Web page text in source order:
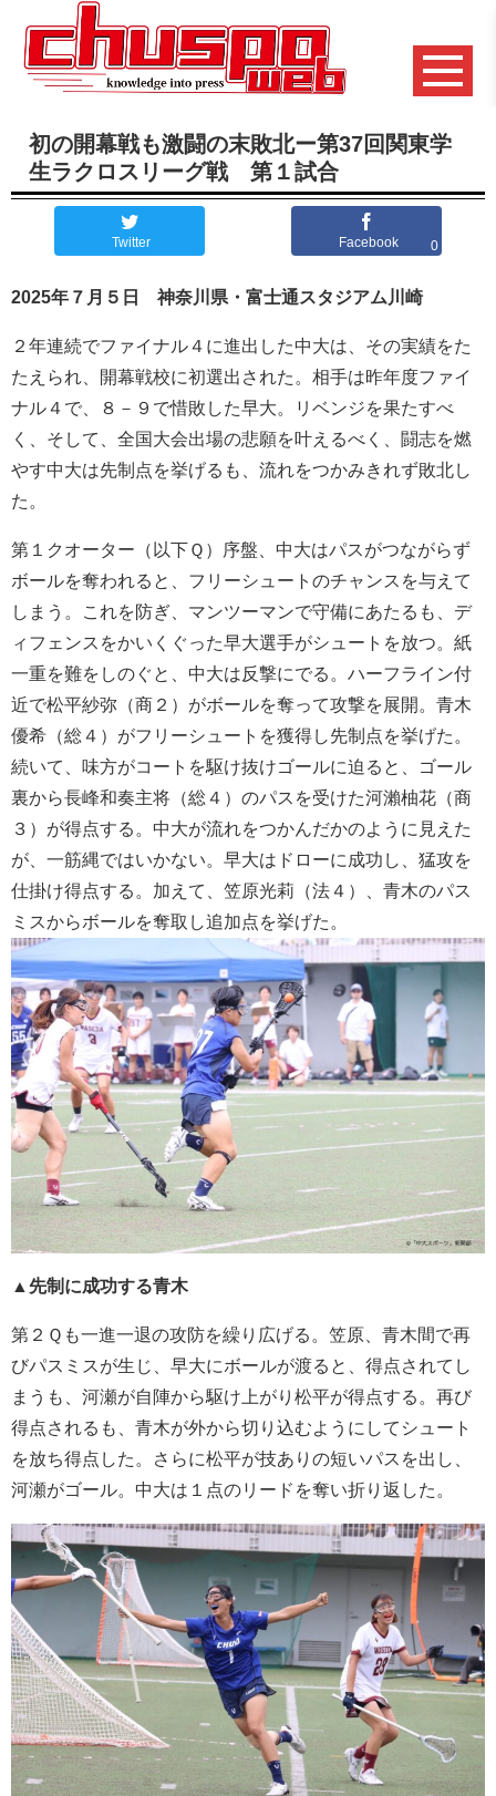
初の開幕戦も激闘の末敗北ー第37回関東学
生ラクロスリーグ戦 第１試合
Twitter Facebook 0
2025年７月５日 神奈川県・富士通スタジアム川崎
２年連続でファイナル４に進出した中大は、その実績をた
たえられ、開幕戦校に初選出された。相手は昨年度ファイ
ナル４で、８－９で惜敗した早大。リベンジを果たすべ
く、そして、全国大会出場の悲願を叶えるべく、闘志を燃
やす中大は先制点を挙げるも、流れをつかみきれず敗北し
た。
第１クオーター（以下Ｑ）序盤、中大はパスがつながらず
ボールを奪われると、フリーシュートのチャンスを与えて
しまう。これを防ぎ、マンツーマンで守備にあたるも、デ
ィフェンスをかいくぐった早大選手がシュートを放つ。紙
一重を難をしのぐと、中大は反撃にでる。ハーフライン付
近で松平紗弥（商２）がボールを奪って攻撃を展開。青木
優希（総４）がフリーシュートを獲得し先制点を挙げた。
続いて、味方がコートを駆け抜けゴールに迫ると、ゴール
裏から長峰和奏主将（総４）のパスを受けた河瀨柚花（商
３）が得点する。中大が流れをつかんだかのように見えた
が、一筋縄ではいかない。早大はドローに成功し、猛攻を
仕掛け得点する。加えて、笠原光莉（法４）、青木のパス
ミスからボールを奪取し追加点を挙げた。
▲先制に成功する青木
第２Ｑも一進一退の攻防を繰り広げる。笠原、青木間で再
びパスミスが生じ、早大にボールが渡ると、得点されてし
まうも、河瀬が自陣から駆け上がり松平が得点する。再び
得点されるも、青木が外から切り込むようにしてシュート
を放ち得点した。さらに松平が技ありの短いパスを出し、
河瀬がゴール。中大は１点のリードを奪い折り返した。